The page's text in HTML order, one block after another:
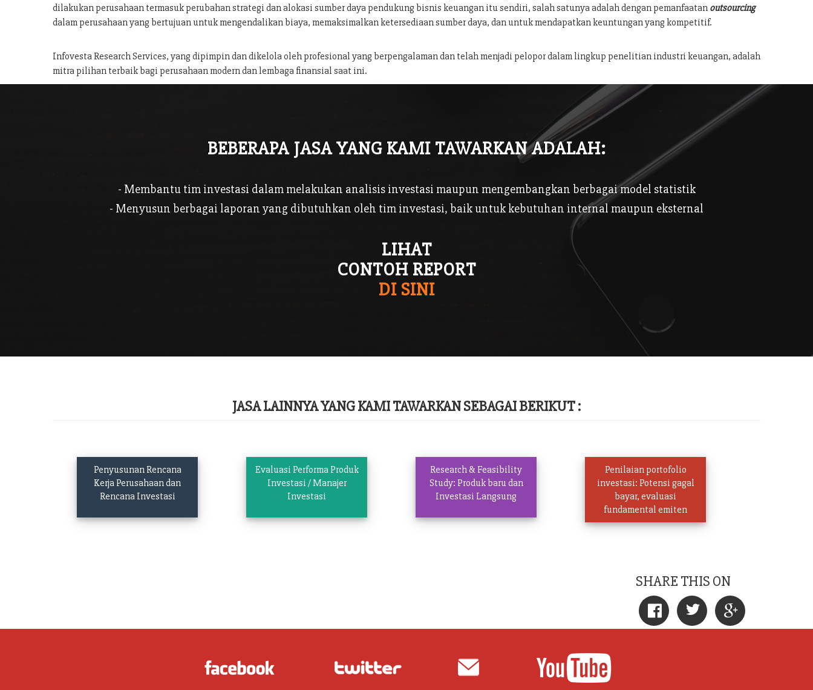
dilakukan perusahaan termasuk perubahan strategi dan alokasi sumber daya pendukung bisnis keuangan itu sendiri, salah satunya adalah dengan pemanfaatan outsourcing
dalam perusahaan yang bertujuan untuk mengendalikan biaya, memaksimalkan ketersediaan sumber daya, dan untuk mendapatkan keuntungan yang kompetitif.
Infovesta Research Services, yang dipimpin dan dikelola oleh profesional yang berpengalaman dan telah menjadi pelopor dalam lingkup penelitian industri keuangan, adalah
mitra pilihan terbaik bagi perusahaan modern dan lembaga finansial saat ini.
BEBERAPA JASA YANG KAMI TAWARKAN ADALAH:
- Membantu tim investasi dalam melakukan analisis investasi maupun mengembangkan berbagai model statistik
- Menyusun berbagai laporan yang dibutuhkan oleh tim investasi, baik untuk kebutuhan internal maupun eksternal
LIHAT
CONTOH REPORT
DI SINI
JASA LAINNYA YANG KAMI TAWARKAN SEBAGAI BERIKUT :
Penyusunan Rencana
Kerja Perusahaan dan
Rencana Investasi
Evaluasi Performa Produk
Investasi / Manajer
Investasi
Research & Feasibility
Study: Produk baru dan
Investasi Langsung
Penilaian portofolio
investasi: Potensi gagal
bayar, evaluasi
fundamental emiten
SHARE THIS ON